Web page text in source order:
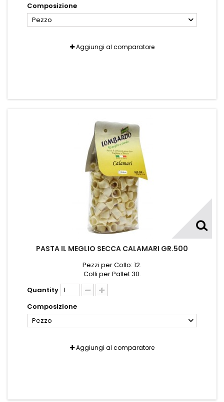
Composizione
Pezzo
Aggiungi al comparatore
PASTA IL MEGLIO SECCA CALAMARI GR.500
Pezzi per Collo: 12.
Colli per Pallet 30.
Quantity
Composizione
Pezzo
Aggiungi al comparatore